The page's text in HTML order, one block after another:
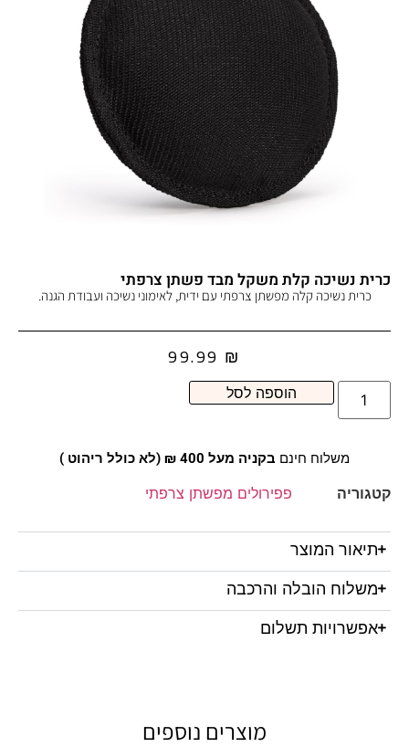
כרית נשיכה קלת משקל מבד פשתן צרפתי
כרית נשיכה קלה מפשתן צרפתי עם ידית, לאימוני נשיכה ועבודת הגנה.
99.99 ₪
הוספה לסל
משלוח חינם בקניה מעל 400 ₪ (לא כולל ריהוט )
קטגוריה פפירולים מפשתן צרפתי
תיאור המוצר
משלוח הובלה והרכבה
אפשרויות תשלום
מוצרים נוספים